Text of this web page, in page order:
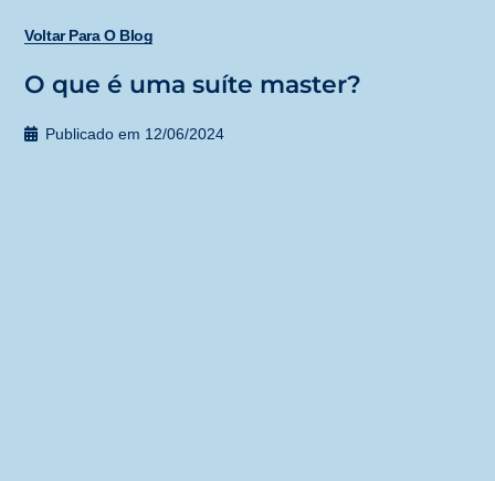
Voltar Para O Blog
O que é uma suíte master?
Publicado em 12/06/2024